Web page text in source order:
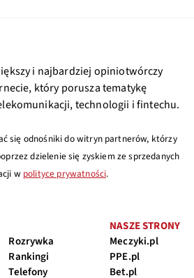
i najbardziej opiniotwórczy
który porusza tematykę
technologii i fintechu.
się odnośniki do witryn partnerów, którzy
dzielenie się zyskiem ze sprzedanych
w polityce prywatności.
Rozrywka
Rankingi
Telefony
NASZE STRONY
Meczyki.pl
PPE.pl
Bet.pl